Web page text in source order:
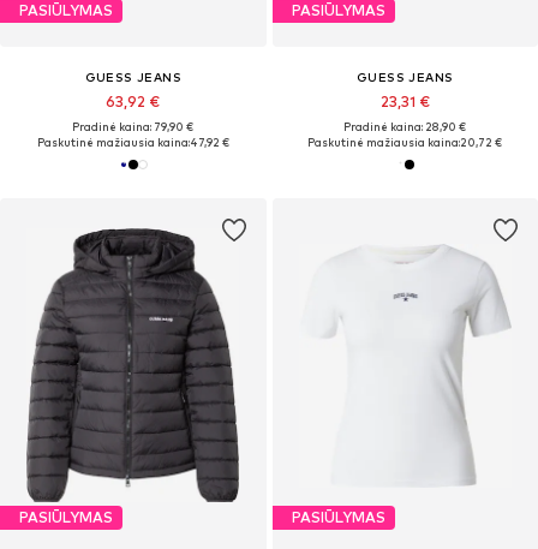
PASIŪLYMAS
GUESS JEANS
63,92 €
Pradinė kaina: 79,90 €
Paskutinė mažiausia kaina:47,92 €
PASIŪLYMAS
GUESS JEANS
23,31 €
Pradinė kaina: 28,90 €
Paskutinė mažiausia kaina:20,72 €
PASIŪLYMAS PASIŪLYMAS